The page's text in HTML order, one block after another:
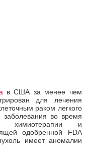
в США за менее чем
для лечения
раком легкого
во время
химиотерапии и
одобренной FDA
имеет аномалии